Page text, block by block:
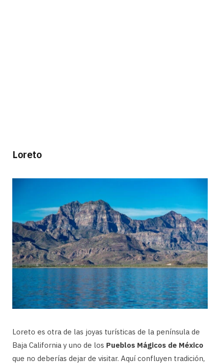
Loreto
Loreto es otra de las joyas turísticas de la península de
Baja California y uno de los Pueblos Mágicos de México
que no deberías dejar de visitar. Aquí confluyen tradición,